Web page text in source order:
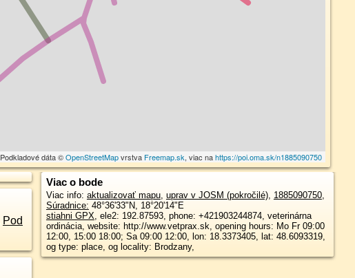
Podkladové dáta ©OpenStreetMapvrstva Freemap.sk, viac nahttps://poi.oma.sk/n1885090750
Pod
Viac o bode
Viac info: aktualizovať mapu, uprav v JOSM (pokročilé), 1885090750,
Súradnice: 48°36'33"N, 18°20'14"E
stiahni GPX, ele2: 192.87593, phone: +421903244874, veterinárna
ordinácia, website: http://www.vetprax.sk, opening hours: Mo Fr 09:00
12:00, 15:00 18:00; Sa 09:00 12:00, lon: 18.3373405, lat: 48.6093319,
og type: place, og locality: Brodzany,